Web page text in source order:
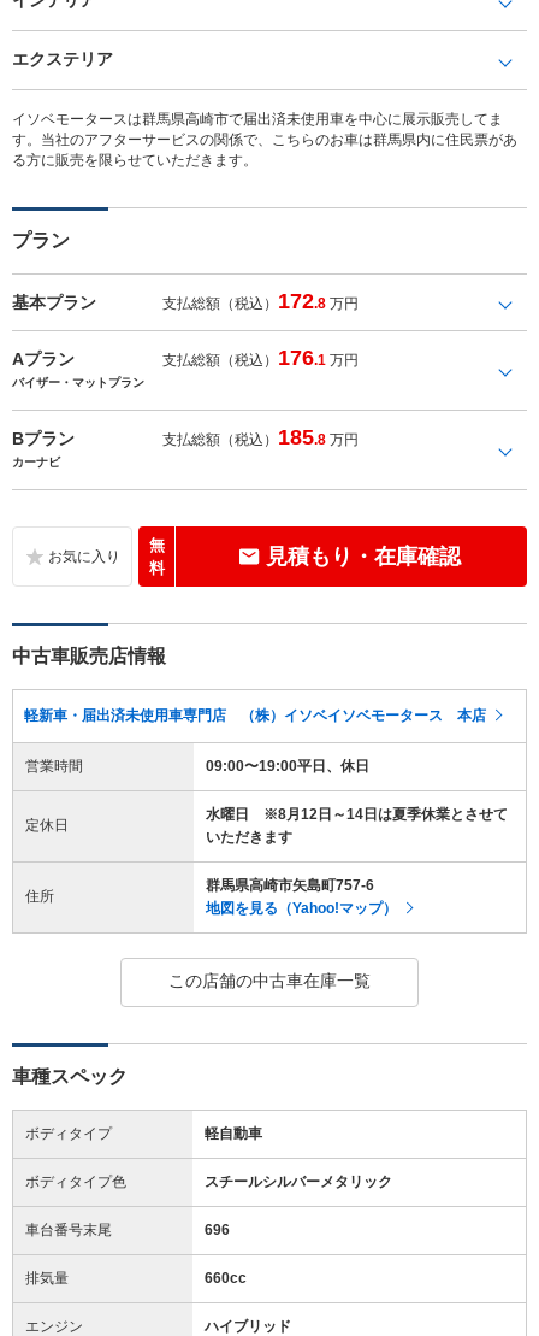
エクステリア
イソベモータースは群馬県高崎市で届出済未使用車を中心に展示販売してま
す。当社のアフターサービスの関係で、こちらのお車は群馬県内に住民票があ
る方に販売を限らせていただきます。
プラン
基本プラン 支払総額（税込） 172.8 万円
Aプラン 支払総額（税込） 176.1 万円
バイザー・マットプラン
Bプラン 支払総額（税込） 185.8 万円
カーナビ
無
料
見積もり・在庫確認
中古車販売店情報
軽新車・届出済未使用車専門店 （株）イソベイソベモータース 本店
営業時間 09:00〜19:00平日、休日
定休日
水曜日 ※8月12日～14日は夏季休業とさせて
いただきます
住所
群馬県高崎市矢島町757-6
地図を見る（Yahoo!マップ）
この店舗の中古車在庫一覧
車種スペック
ボディタイプ 軽自動車
ボディタイプ色 スチールシルバーメタリック
車台番号末尾 696
排気量 660cc
エンジン ハイブリッド